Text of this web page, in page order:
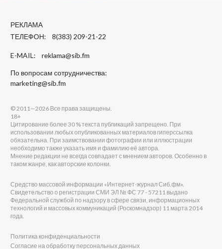
РЕКЛАМА
ТЕЛЕФОН: 8(383) 209-21-22
E-MAIL: reklama@sib.fm
По вопросам сотрудничества:
marketing@sib.fm
© 2011—2026 Все права защищены.
18+
Цитирование более 30 % текста публикаций запрещено. При
использовании любых опубликованных материалов гиперссылка
обязательна. При заимствовании фотографии или иллюстрации
необходимо также указать имя и фамилию её автора.
Мнение редакции не всегда совпадает с мнением авторов. Особенно в
таком жанре, как авторские колонки.
Средство массовой информации «Интернет-журнал Сиб.фм».
Свидетельство о регистрации СМИ ЭЛ № ФС 77 - 57211 выдано
Федеральной службой по надзору в сфере связи, информационных
технологий и массовых коммуникаций (Роскомнадзор) 11 марта 2014
года.
Политика конфиденциальности
Согласие на обработку персональных данных